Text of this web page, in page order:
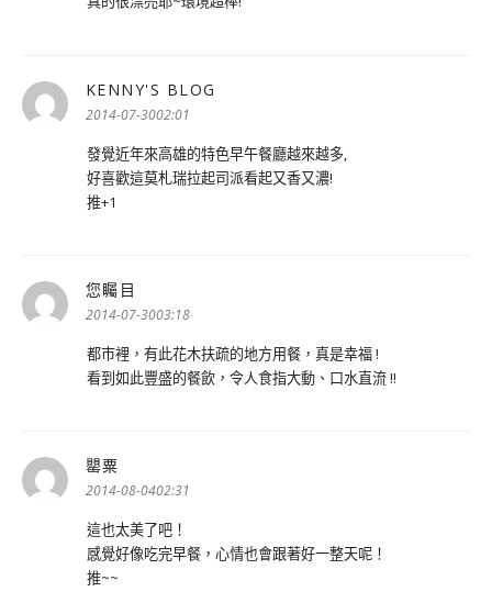
KENNY'S BLOG
2014-07-3002:01
發覺近年來高雄的特色早午餐廳越來越多,
好喜歡這莫札瑞拉起司派看起又香又濃!
推+1
您矚目
示:
2014-07-3003:18
都市裡，有此花木扶疏的地方用餐，真是幸福 !
看到如此豐盛的餐飲，令人食指大動、口水直流 !!
罌粟
示:
2014-08-0402:31
這也太美了吧！
感覺好像吃完早餐，心情也會跟著好一整天呢！
推~~